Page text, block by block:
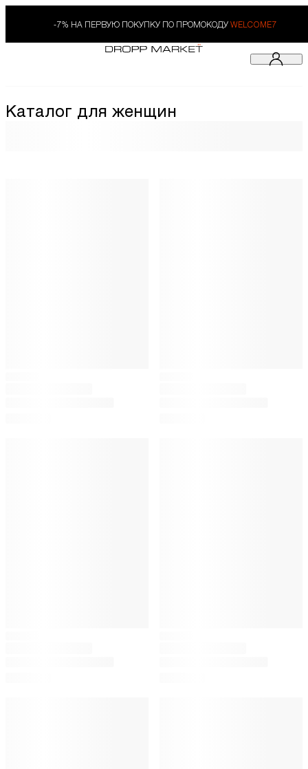
-7% НА ПЕРВУЮ ПОКУПКУ ПО ПРОМОКОДУ WELCOME7
Каталог для женщин